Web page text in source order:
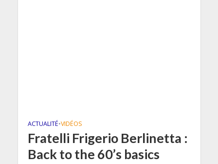
ACTUALITÉ•VIDÉOS
Fratelli Frigerio Berlinetta :
Back to the 60’s basics